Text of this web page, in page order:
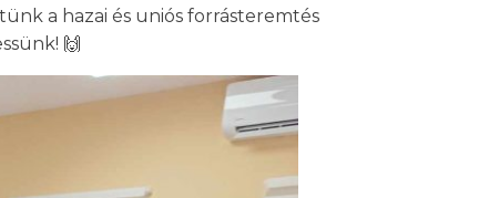
a hazai és uniós forrásteremtés
🙌